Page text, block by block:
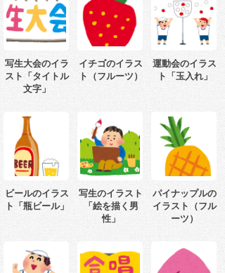
写生大会のイラ
スト「タイトル
文字」
イチゴのイラス
ト（フルーツ）
運動会のイラス
ト「玉入れ」
ビールのイラス
ト「瓶ビール」
写生のイラスト
「絵を描く男
性」
パイナップルの
イラスト（フル
ーツ）